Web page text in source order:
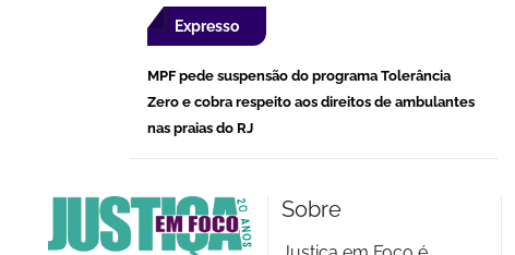
Expresso
MPF pede suspensão do programa Tolerância
Zero e cobra respeito aos direitos de ambulantes
nas praias do RJ
Sobre